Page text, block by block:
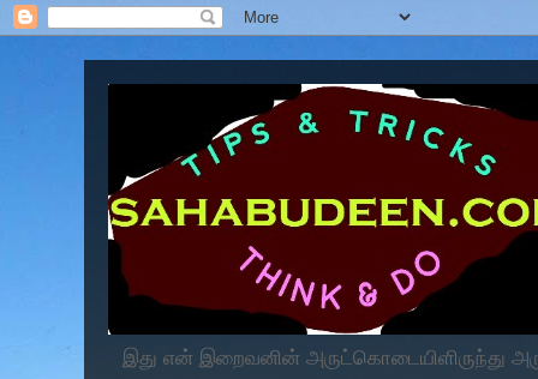
இது என் இறைவனின் அருட்கொடையிளிருந்து